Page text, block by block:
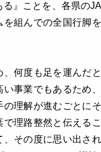
』ことを、各県の
を組んでの全国行脚
何度も足を運んだ
い事業でもあるため
の理解が進むごとに
で理路整然と伝える
、その度に思い出さ